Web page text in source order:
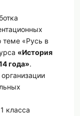
«Русь в
«История
года».
класса